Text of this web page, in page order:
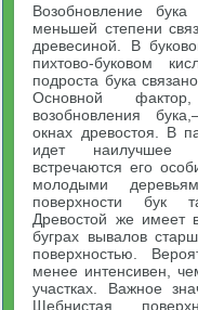
Возобновление
меньшей степени
древесиной. В
пихтово-буковом
подроста бука
Основной
возобновления
окнах древостоя. В
идет наилучшее
встречаются его
молодыми
поверхности бук
Древостой же имеет
буграх вывалов
поверхностью.
менее интенсивен,
участках. Важное
Щебнистая